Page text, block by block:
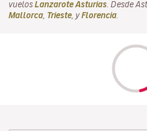
vuelos Lanzarote Asturias . Desde
Mallorca Trieste , y Florencia